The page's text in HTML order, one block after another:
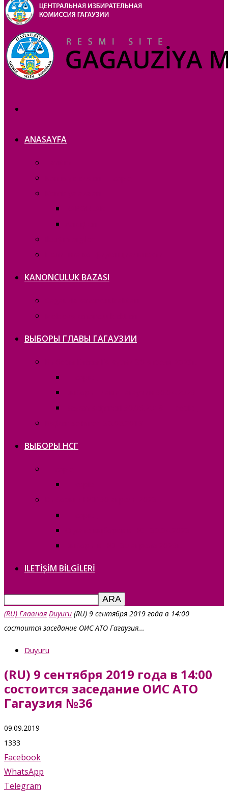
ANASAYFA
KANONCULUK BAZASI
ВЫБОРЫ ГЛАВЫ ГАГАУЗИИ
ВЫБОРЫ НСГ
ILETIȘIM BILGILERI
(RU) Главная Duyuru (RU) 9 сентября 2019 года в 14:00
состоится заседание ОИС АТО Гагаузия...
Duyuru
(RU) 9 сентября 2019 года в 14:00
состоится заседание ОИС АТО
Гагаузия №36
09.09.2019
1333
Facebook
WhatsApp
Telegram